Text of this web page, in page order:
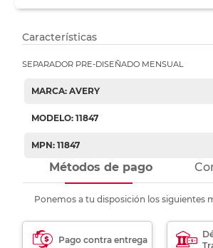
Características
SEPARADOR PRE-DISEÑADO MENSUAL
MARCA: AVERY
MODELO: 11847
MPN: 11847
Métodos de pago
Ponemos a tu disposición los siguientes
Pago contra entrega